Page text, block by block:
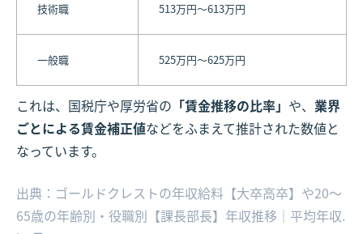
技術職 513万円～613万円
一般職 525万円～625万円
これは、国税庁や厚労省の 「賃金推移の比率」 や、 業界
ごとによる賃金補正値などをふまえて推計された数値と
なっています。
出典：ゴールドクレストの年収給料【大卒高卒】や20～
65歳の年齢別・役職別【課長部長】年収推移｜平均年収.